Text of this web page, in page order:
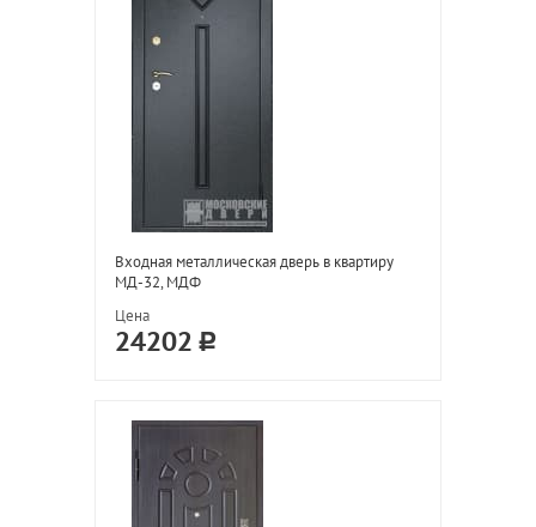
Входная металлическая дверь в квартиру
МД-32, МДФ
Цена
24202